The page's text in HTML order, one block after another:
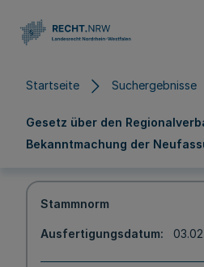
Startseite Suchergebnisse
Gesetz über den
Bekanntmachung der
Stammnorm
Ausfertigungsdatum